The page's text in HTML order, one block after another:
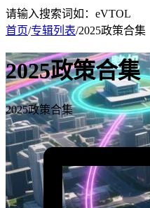
请输入搜索词如：eVTOL
首页/专辑列表/2025政策合集
2025政策合集
2025政策合集